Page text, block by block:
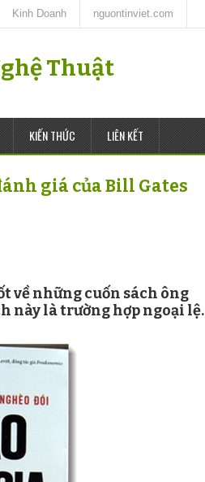
Kinh Doanh nguontinviet.com
Thuật
KIẾN THỨC LIÊN KẾT
giá của Bill Gates
về những cuốn sách ông
này là trường hợp ngoại lệ.